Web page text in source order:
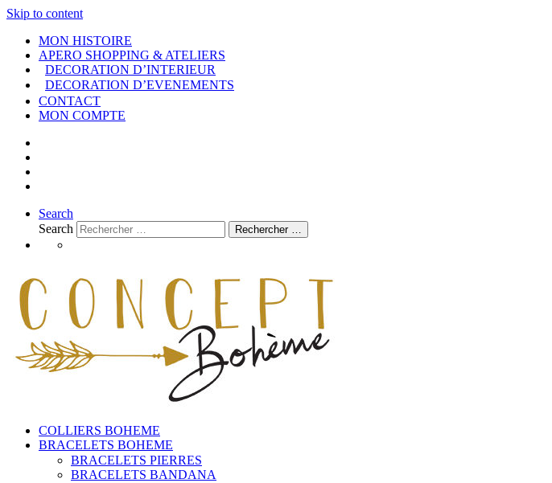
Skip to content
MON HISTOIRE
APERO SHOPPING & ATELIERS
DECORATION D’INTERIEUR
DECORATION D’EVENEMENTS
CONTACT
MON COMPTE
Search
Search
Rechercher …
COLLIERS BOHEME
BRACELETS BOHEME
BRACELETS PIERRES
BRACELETS BANDANA